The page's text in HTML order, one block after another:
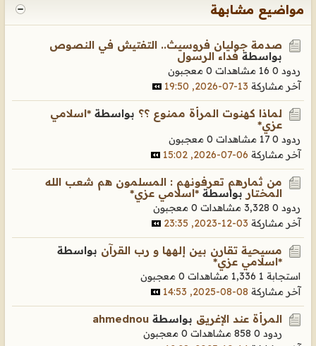
مواضيع مشابهة
صدمة جوليان فروسيث.. التفتيش في النصوص
بواسطة فداء الرسول
ردود 0 16 مشاهدات
0 معجبون
آخر مشاركة 13-07-2026, 19:50
لماذا كهنوت المرأة ممنوع ؟؟ بواسطة *اسلامي
عزي*
ردود 0 17 مشاهدات
0 معجبون
آخر مشاركة 06-07-2026, 15:02
من ثمارهم تعرفونهم : المسلمون هم شعب الله
المختار بواسطة *اسلامي عزي*
ردود 0 3,328 مشاهدات
0 معجبون
آخر مشاركة 03-12-2023, 23:35
مسيحية تقارن بين إلهها و رب القرآن بواسطة
*اسلامي عزي*
استجابة 1 1,336 مشاهدات
0 معجبون
آخر مشاركة 08-08-2025, 14:53
المرأة عند الإغريق بواسطة ahmednou
ردود 0 858 مشاهدات
0 معجبون